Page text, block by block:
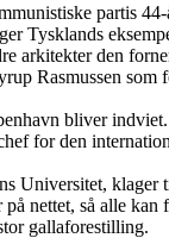
partis
Tysklands
arkitekter den
Rasmussen
bliver indviet.
for den
Universitet,
nettet, så alle
gallaforestilling.